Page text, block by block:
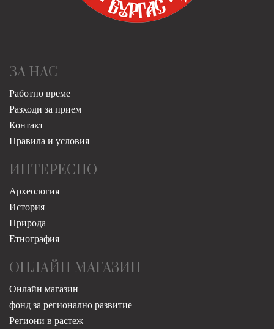
ЗА НАС
Работно време
Разходи за прием
Контакт
Правила и условия
ИНТЕРЕСНО
Археология
История
Природа
Етнография
ОНЛАЙН МАГАЗИН
Онлайн магазин
фонд за регионално развитие
Региони в растеж